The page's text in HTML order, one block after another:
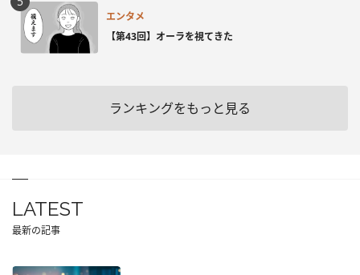
エンタメ
【第43回】オーラを視てきた
ランキングをもっと見る
LATEST
最新の記事